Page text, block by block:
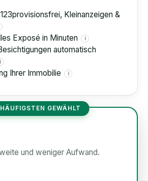
Kleinanzeigen &
Exposé in Minuten i
automatisch
i
Ihrer Immobilie i
GEWÄHLT
und weniger Aufwand.